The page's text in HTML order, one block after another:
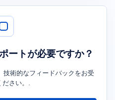
ートが必要ですか？
技術的なフィードバックをお受
ださい。.